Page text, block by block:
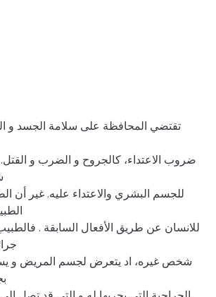
تقتضي المحافظة على سلامة الجسد و
ضروب الاعتداء، كالجروح و الضرب و
للجسم البشري والاعتداء علیه. غیر أن
للانسان عن طریق الأفعال السابقة .
شخص غیره، اد یتعرض لجسم المریض و